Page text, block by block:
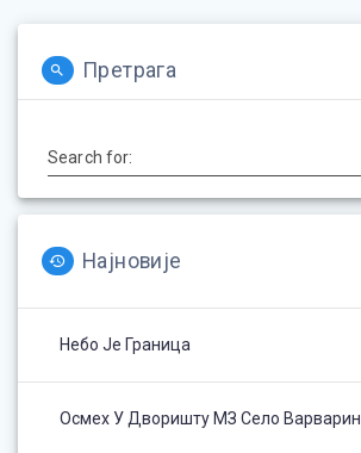
Претрага
Search for:
Најновије
Небо Је Граница
Осмех У Дворишту МЗ Село Варварин